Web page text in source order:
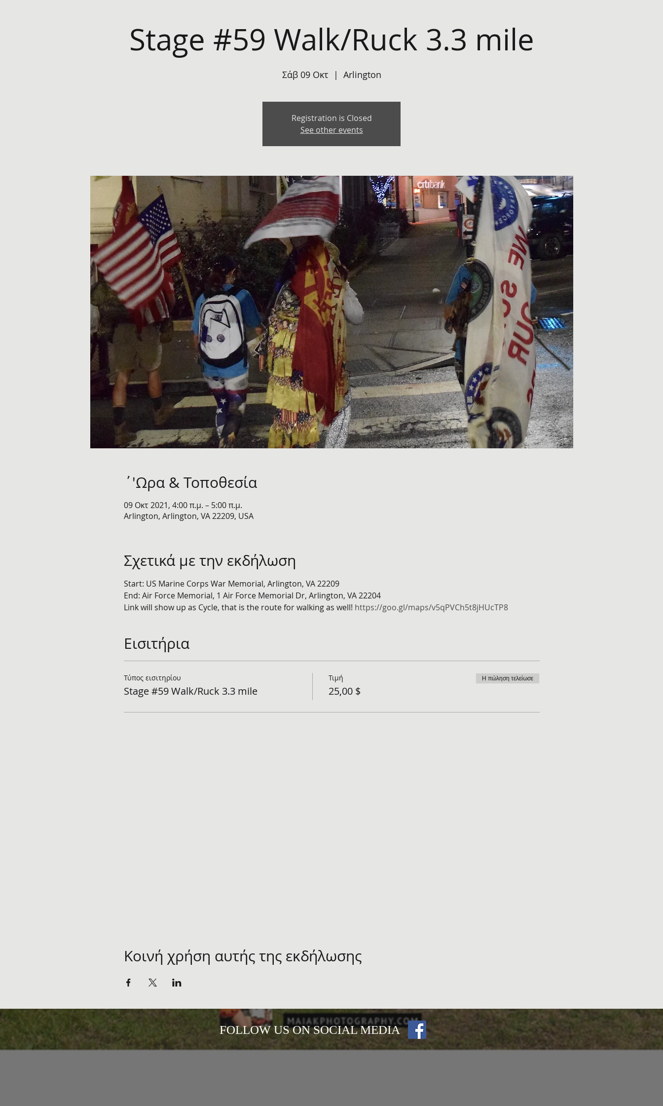
Stage #59 Walk/Ruck 3.3 mile
Σάβ 09 Οκτ
  |
Arlington
Registration is Closed
See other events
΄'Ωρα & Τοποθεσία
09 Οκτ 2021, 4:00 π.μ. – 5:00 π.μ.
Arlington, Arlington, VA 22209, USA
Σχετικά με την εκδήλωση
Start: US Marine Corps War Memorial, Arlington, VA 22209
End: Air Force Memorial, 1 Air Force Memorial Dr, Arlington, VA 22204
Link will show up as Cycle, that is the route for walking as well! https://goo.gl/maps/v5qPVCh5t8jHUcTP8
Εισιτήρια
Τύπος εισιτηρίου
Stage #59 Walk/Ruck 3.3 mile
Τιμή
25,00 $
Η πώληση τελείωσε
Κοινή χρήση αυτής της εκδήλωσης
FOLLOW US ON SOCIAL MEDIA